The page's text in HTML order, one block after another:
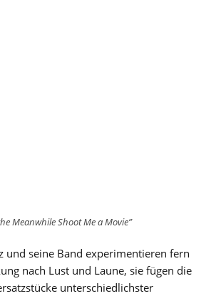
Meanwhile Shoot Me a Movie”
und seine Band experimentieren fern
nach Lust und Laune, sie fügen die
unterschiedlichster